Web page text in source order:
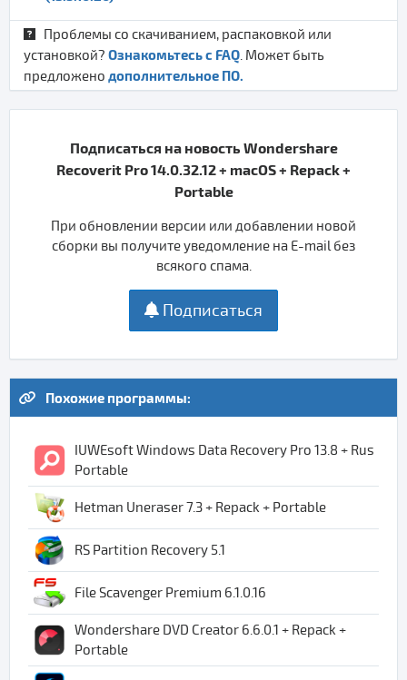
Проблемы со скачиванием, распаковкой или
установкой? Ознакомьтесь с FAQ. Может быть
предложено дополнительное ПО.
Подписаться на новость Wondershare
Recoverit Pro 14.0.32.12 + macOS + Repack +
Portable
При обновлении версии или добавлении новой
сборки вы получите уведомление на E-mail без
всякого спама.
Подписаться
Похожие программы:
IUWEsoft Windows Data Recovery Pro 13.8 + Rus
Portable
Hetman Uneraser 7.3 + Repack + Portable
RS Partition Recovery 5.1
File Scavenger Premium 6.1.0.16
Wondershare DVD Creator 6.6.0.1 + Repack +
Portable